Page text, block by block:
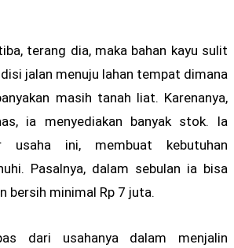
terang dia, maka bahan kayu sulit
jalan menuju lahan tempat dimana
masih tanah liat. Karenanya,
ia menyediakan banyak stok. Ia
usaha ini, membuat kebutuhan
Pasalnya, dalam sebulan ia bisa
bersih minimal Rp 7 juta.
dari usahanya dalam menjalin